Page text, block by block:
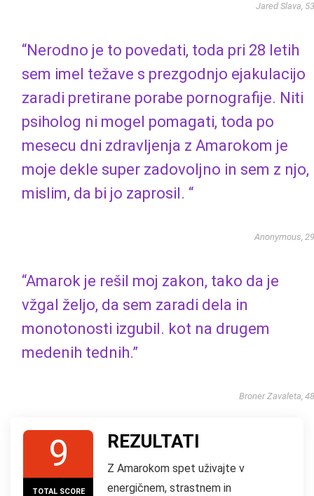
Jared Slava, 53
“Nerodno je to povedati, toda pri 28 letih
sem imel težave s prezgodnjo ejakulacijo
zaradi pretirane porabe pornografije. Niti
psiholog ni mogel pomagati, toda po
mesecu dni zdravljenja z Amarokom je
moje dekle super zadovoljno in sem z njo,
mislim, da bi jo zaprosil. “
Anonymous, 29
“Amarok je rešil moj zakon, tako da je
vžgal željo, da sem zaradi dela in
monotonosti izgubil. kot na drugem
medenih tednih.”
Broner Zavaleta, 48
9
TOTAL SCORE
REZULTATI
Z Amarokom spet uživajte v
energičnem, strastnem in